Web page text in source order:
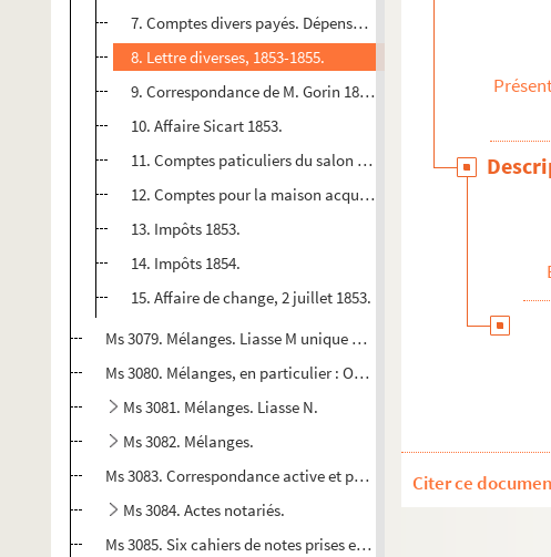
7. Comptes divers payés. Dépenses faites pendant mon
8. Lettre diverses, 1853-1855.
9. Correspondance de M. Gorin 1853-1854.
10. Affaire Sicart 1853.
11. Comptes paticuliers du salon à manger 1851.
12. Comptes pour la maison acquittés 1853.
13. Impôts 1853.
14. Impôts 1854.
15. Affaire de change, 2 juillet 1853.
Ms 3079. Mélanges. Liasse M unique n° 25 de 1846 à 1851. Dossier
Ms 3080. Mélanges, en particulier : Ordre de Biaise de Montluc
Ms 3081. Mélanges. Liasse N.
Ms 3082. Mélanges.
Ms 3083. Correspondance active et passive de membres de la
Ms 3084. Actes notariés.
Ms 3085. Six cahiers de notes prises en classe par Charles de
Citer ce